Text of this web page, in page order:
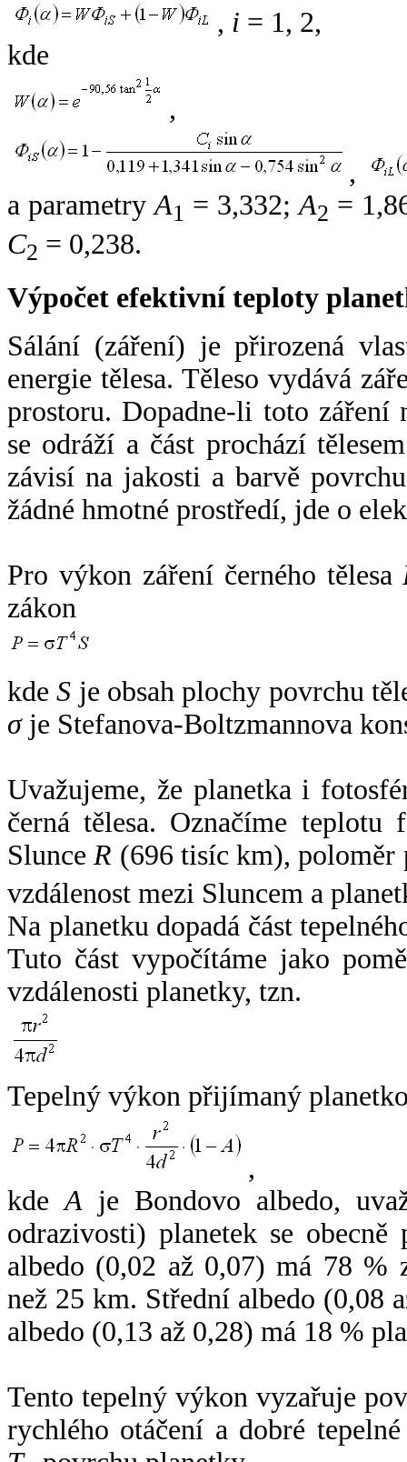
, i = 1, 2,
kde
,
,
a parametryA1 = 3,332;A2 =
C2 = 0,238.
Výpočet efektivní teploty
Sálání (záření) je přirozená
energie tělesa. Těleso vydává
prostoru. Dopadne-li toto záření
se odráží a část prochází
závisí na jakosti a barvě
žádné hmotné prostředí, jde o
Pro výkon záření černého tělesa
zákon
kdeS je obsah plochy povrchu
σje Stefanova-Boltzmannova
Uvažujeme, že planetka i
černá tělesa. Označíme
SlunceR (696 tisíc km),
vzdálenost mezi Sluncem a
Na planetku dopadá část
Tuto část vypočítáme jako
vzdálenosti planetky, tzn.
Tepelný výkon přijímaný
,
kdeA je Bondovo albedo,
odrazivosti) planetek se
albedo (0,02 až 0,07) má 78 %
než 25 km. Střední albedo (0,08
albedo (0,13 až 0,28) má 18 %
Tento tepelný výkon vyzařuje
rychlého otáčení a dobré